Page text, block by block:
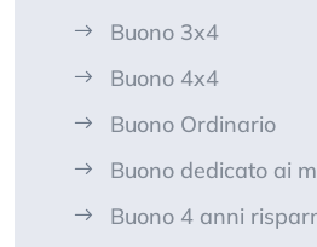
Buono 3x4
Buono 4x4
Buono Ordinario
Buono dedicato ai
Buono 4 anni